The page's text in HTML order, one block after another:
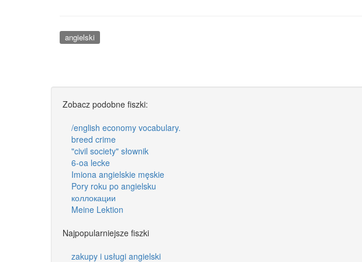
angielski
Zobacz podobne fiszki:
/english economy vocabulary.
breed crime
"civil society" słownik
6-oa lecke
Imiona angielskie męskie
Pory roku po angielsku
коллокации
Meine Lektion
Najpopularniejsze fiszki
zakupy i usługi angielski